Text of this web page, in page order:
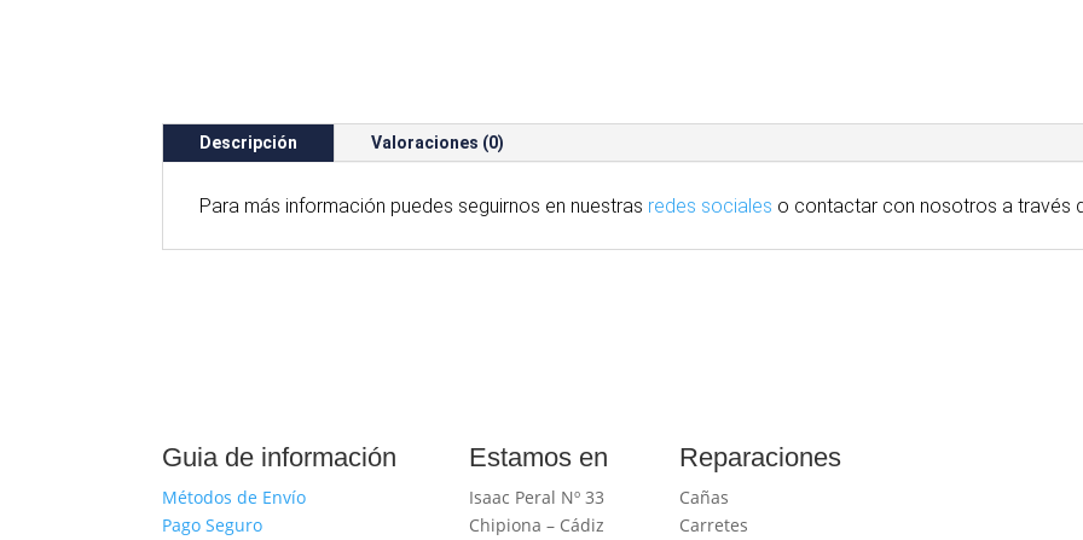
Descripción Valoraciones (0)
Para más información puedes seguirnos en nuestras redes sociales o contactar con nosotros a través
Guia de información
Métodos de Envío
Pago Seguro
Estamos en
Isaac Peral Nº 33
Chipiona – Cádiz
Reparaciones
Cañas
Carretes